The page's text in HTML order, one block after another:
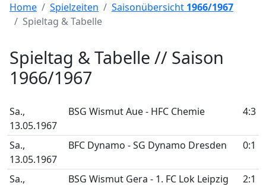
Home Spielzeiten Saisonübersicht 1966/1967
Spieltag & Tabelle
Spieltag & Tabelle // Saison
1966/1967
Sa.,
13.05.1967
BSG Wismut Aue - HFC Chemie 4:3
Sa.,
13.05.1967
BFC Dynamo - SG Dynamo Dresden 0:1
Sa.,
BSG Wismut Gera - 1. FC Lok Leipzig 2:1